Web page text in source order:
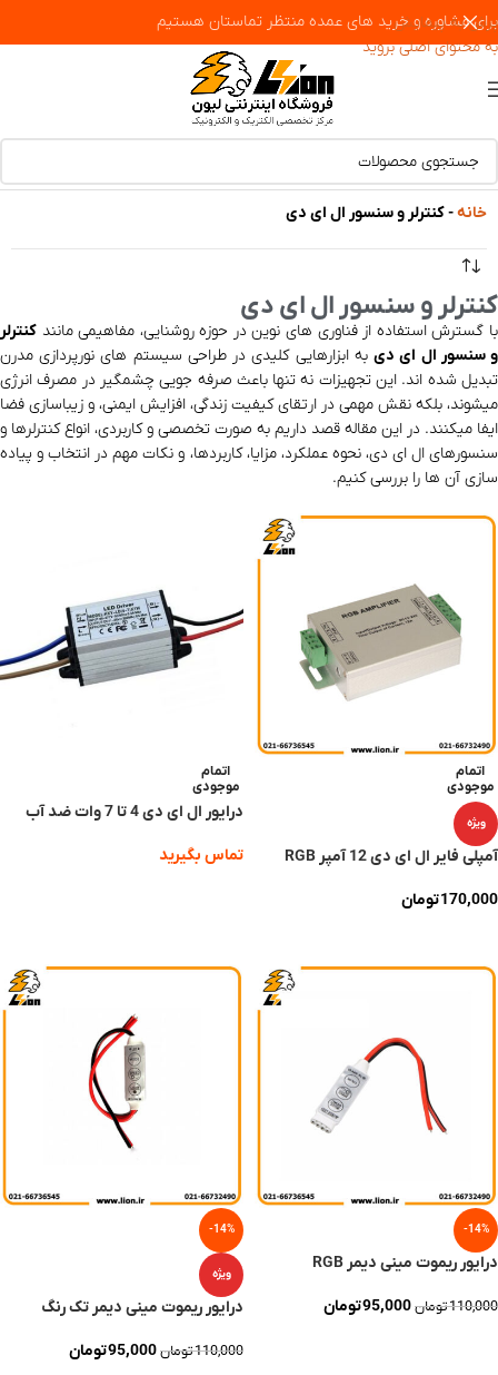
پرش به پیمایش
به محتوای اصلی بروید
برای مشاوره و خرید های عمده منتظر تماستان هستیم
خانه-کنترلر و سنسور ال ای دی
کنترلر و سنسور ال ای دی
با گسترش استفاده از فناوری‌ های نوین در حوزه روشنایی، مفاهیمی مانند کنترلر
و سنسور ال ای دیبه ابزارهایی کلیدی در طراحی سیستم‌ های نورپردازی مدرن
تبدیل شده‌ اند. این تجهیزات نه‌ تنها باعث صرفه‌ جویی چشمگیر در مصرف انرژی
میشوند، بلکه نقش مهمی در ارتقای کیفیت زندگی، افزایش ایمنی، و زیباسازی فضا
ایفا میکنند. در این مقاله قصد داریم به‌ صورت تخصصی و کاربردی، انواع کنترلرها و
سنسورهای ال ای دی، نحوه عملکرد، مزایا، کاربردها، و نکات مهم در انتخاب و پیاده‌
سازی آن‌ ها را بررسی کنیم.
اتمام
موجودی
ویژه
آمپلی فایر ال ای دی 12 آمپر RGB
170,000تومان
اتمام
موجودی
درایور ال ای دی 4 تا 7 وات ضد آب
تماس بگیرید
-14%
درایور ریموت مینی دیمر RGB
110,000تومان95,000تومان
-14%
ویژه
درایور ریموت مینی دیمر تک رنگ
110,000تومان95,000تومان